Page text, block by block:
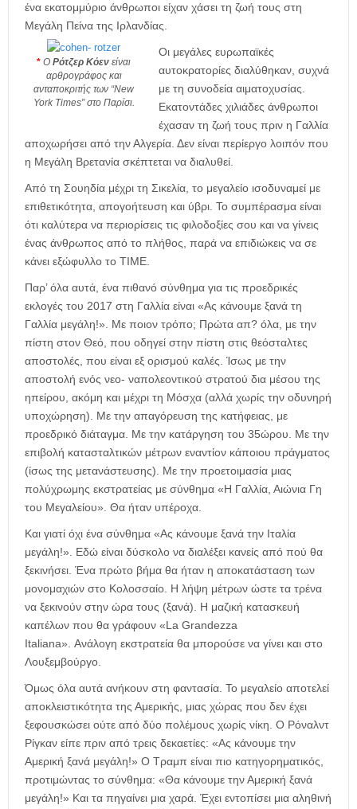
ένα εκατομμύριο άνθρωποι είχαν χάσει τη ζωή τους στη
Μεγάλη Πείνα της Ιρλανδίας.
* Ο Ρότζερ Κόεν είναι
αρθρογράφος και
ανταποκριτής των “New
York Times” στο Παρίσι.
Οι μεγάλες ευρωπαϊκές
αυτοκρατορίες διαλύθηκαν, συχνά
με τη συνοδεία αιματοχυσίας.
Εκατοντάδες χιλιάδες άνθρωποι
έχασαν τη ζωή τους πριν η Γαλλία
αποχωρήσει από την Αλγερία. Δεν είναι περίεργο λοιπόν που
η Μεγάλη Βρετανία σκέπτεται να διαλυθεί.
Από τη Σουηδία μέχρι τη Σικελία, το μεγαλείο ισοδυναμεί με
επιθετικότητα, απογοήτευση και ύβρι. Το συμπέρασμα είναι
ότι καλύτερα να περιορίσεις τις φιλοδοξίες σου και να γίνεις
ένας άνθρωπος από το πλήθος, παρά να επιδιώκεις να σε
κάνει εξώφυλλο το ΤΙΜΕ.
Παρ’ όλα αυτά, ένα πιθανό σύνθημα για τις προεδρικές
εκλογές του 2017 στη Γαλλία είναι «Ας κάνουμε ξανά τη
Γαλλία μεγάλη!». Με ποιον τρόπο; Πρώτα απ? όλα, με την
πίστη στον Θεό, που οδηγεί στην πίστη στις θεόσταλτες
αποστολές, που είναι εξ ορισμού καλές. Ίσως με την
αποστολή ενός νεο- ναπολεοντικού στρατού δια μέσου της
ηπείρου, ακόμη και μέχρι τη Μόσχα (αλλά χωρίς την οδυνηρή
υποχώρηση). Με την απαγόρευση της κατήφειας, με
προεδρικό διάταγμα. Με την κατάργηση του 35ώρου. Με την
επιβολή κατασταλτικών μέτρων εναντίον κάποιου πράγματος
(ίσως της μετανάστευσης). Με την προετοιμασία μιας
πολύχρωμης εκστρατείας με σύνθημα «Η Γαλλία, Αιώνια Γη
του Μεγαλείου». Θα ήταν υπέροχα.
Και γιατί όχι ένα σύνθημα «Ας κάνουμε ξανά την Ιταλία
μεγάλη!». Εδώ είναι δύσκολο να διαλέξει κανείς από πού θα
ξεκινήσει. Ένα πρώτο βήμα θα ήταν η αποκατάσταση των
μονομαχιών στο Κολοσσαίο. Η λήψη μέτρων ώστε τα τρένα
να ξεκινούν στην ώρα τους (ξανά). Η μαζική κατασκευή
καπέλων που θα γράφουν «La Grandezza
Italiana». Ανάλογη εκστρατεία θα μπορούσε να γίνει και στο
Λουξεμβούργο.
Όμως όλα αυτά ανήκουν στη φαντασία. Το μεγαλείο αποτελεί
αποκλειστικότητα της Αμερικής, μιας χώρας που δεν έχει
ξεφουσκώσει ούτε από δύο πολέμους χωρίς νίκη. Ο Ρόναλντ
Ρίγκαν είπε πριν από τρεις δεκαετίες: «Ας κάνουμε την
Αμερική ξανά μεγάλη!» Ο Τραμπ είναι πιο κατηγορηματικός,
προτιμώντας το σύνθημα: «Θα κάνουμε την Αμερική ξανά
μεγάλη!» Και τα πηγαίνει μια χαρά. Έχει εντοπίσει μια αληθινή